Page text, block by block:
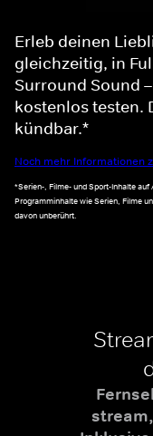
Erleb deinen
gleichzeitig, in
Surround Sound
kostenlos testen.
kündbar.*
Noch mehr Informationen
*Serien-, Filme- und Sport-Inhalte
Programminhalte wie Serien, Filme
davon unberührt.